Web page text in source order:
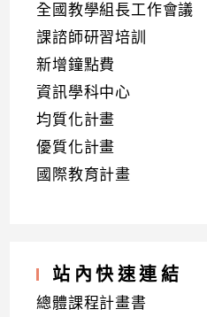
全國教學組長工作會議
課諮師研習培訓
新增鐘點費
資訊學科中心
均質化計畫
優質化計畫
國際教育計畫
站內快速連結
總體課程計畫書